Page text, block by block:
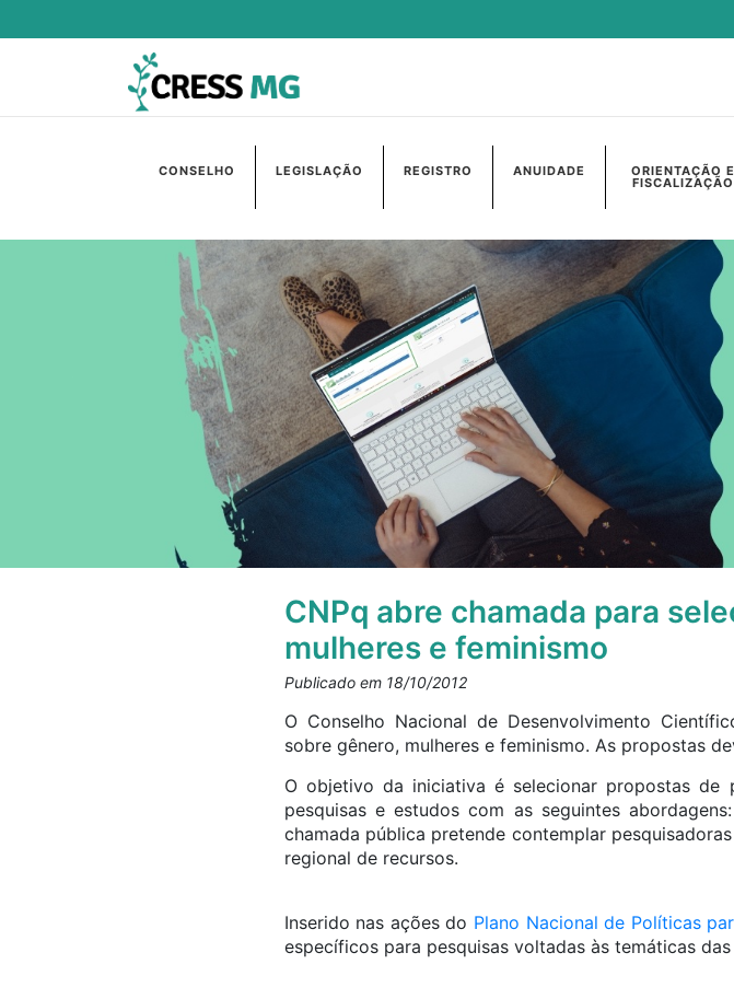
CONSELHO LEGISLAÇÃO REGISTRO ANUIDADE ORIENTAÇÃO E
FISCALIZAÇÃO
CNPq abre chamada para
mulheres e feminismo
Publicado em 18/10/2012
O Conselho Nacional de Desenvolvimento
sobre gênero, mulheres e feminismo. As propostas
O objetivo da iniciativa é selecionar propostas
pesquisas e estudos com as seguintes
chamada pública pretende contemplar
regional de recursos.
Inserido nas ações do Plano Nacional de Políticas
específicos para pesquisas voltadas às temáticas